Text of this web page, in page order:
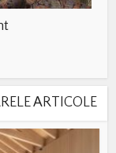
ARTICOLE